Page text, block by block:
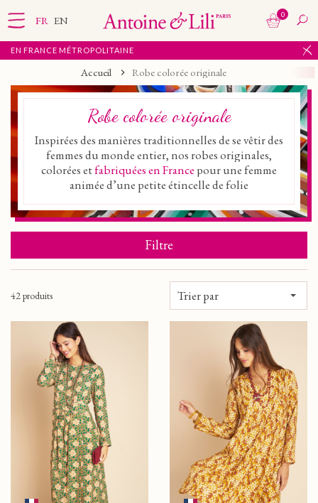
FR EN 0
Accueil Robe colorée originale
Robe colorée originale
Inspirées des manières traditionnelles de se vêtir des
femmes du monde entier, nos robes originales,
colorées etfabriquées en France pour une femme
animée d’une petite étincelle de folie
Filtre
42 produits Trier par